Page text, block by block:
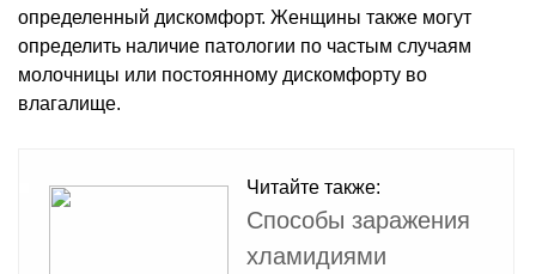
определенный дискомфорт. Женщины также могут
определить наличие патологии по частым случаям
молочницы или постоянному дискомфорту во
влагалище.
Читайте также:
Способы заражения
хламидиями